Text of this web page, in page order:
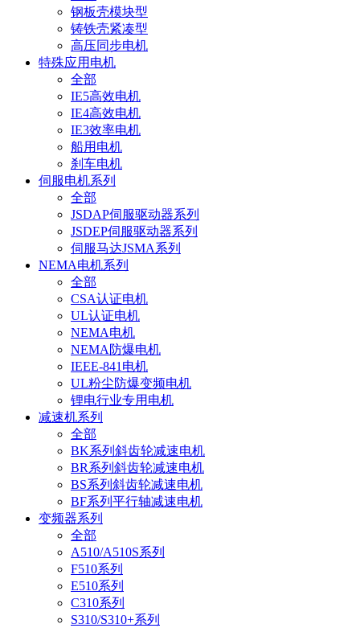
钢板壳模块型
铸铁壳紧凑型
高压同步电机
特殊应用电机
全部
IE5高效电机
IE4高效电机
IE3效率电机
船用电机
刹车电机
伺服电机系列
全部
JSDAP伺服驱动器系列
JSDEP伺服驱动器系列
伺服马达JSMA系列
NEMA电机系列
全部
CSA认证电机
UL认证电机
NEMA电机
NEMA防爆电机
IEEE-841电机
UL粉尘防爆变频电机
锂电行业专用电机
减速机系列
全部
BK系列斜齿轮减速电机
BR系列斜齿轮减速电机
BS系列斜齿轮减速电机
BF系列平行轴减速电机
变频器系列
全部
A510/A510S系列
F510系列
E510系列
C310系列
S310/S310+系列